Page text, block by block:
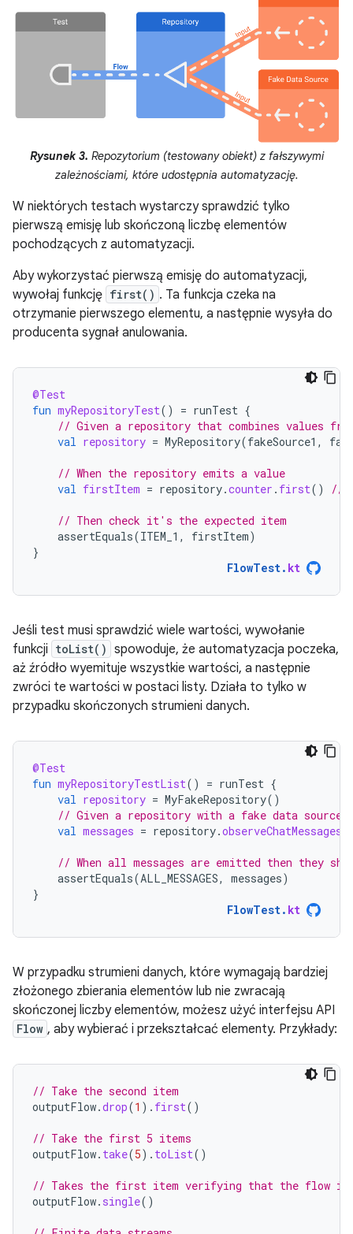
Rysunek 3. Repozytorium (testowany obiekt) z fałszywymi
zależnościami, które udostępnia automatyzację.
W niektórych testach wystarczy sprawdzić tylko
pierwszą emisję lub skończoną liczbę elementów
pochodzących z automatyzacji.
Aby wykorzystać pierwszą emisję do automatyzacji,
wywołaj funkcję first() . Ta funkcja czeka na
otrzymanie pierwszego elementu, a następnie wysyła do
producenta sygnał anulowania.
@Test
fun myRepositoryTest() = runTest {
// Given a repository that combines values
val repository = MyRepository(fakeSource1 ,
// When the repository emits a value
val firstItem = repository.counter . first() //
// Then check it's the expected item
assertEquals(ITEM_1 , firstItem)
}
FlowTest. kt
Jeśli test musi sprawdzić wiele wartości, wywołanie
funkcji toList() spowoduje, że automatyzacja poczeka,
aż źródło wyemituje wszystkie wartości, a następnie
zwróci te wartości w postaci listy. Działa to tylko w
przypadku skończonych strumieni danych.
@Test
fun myRepositoryTestList() = runTest {
val repository = MyFakeRepository()
// Given a repository with a fake data source
val messages = repository.observeChatMessages
// When all messages are emitted then they should
assertEquals(ALL_MESSAGES, messages)
}
FlowTest. kt
W przypadku strumieni danych, które wymagają bardziej
złożonego zbierania elementów lub nie zwracają
skończonej liczby elementów, możesz użyć interfejsu API
Flow , aby wybierać i przekształcać elementy. Przykłady:
// Take the second item
outputFlow.drop(1 ). first()
// Take the first 5 items
outputFlow. take(5). toList()
// Takes the first item verifying that the flow is
outputFlow. single()